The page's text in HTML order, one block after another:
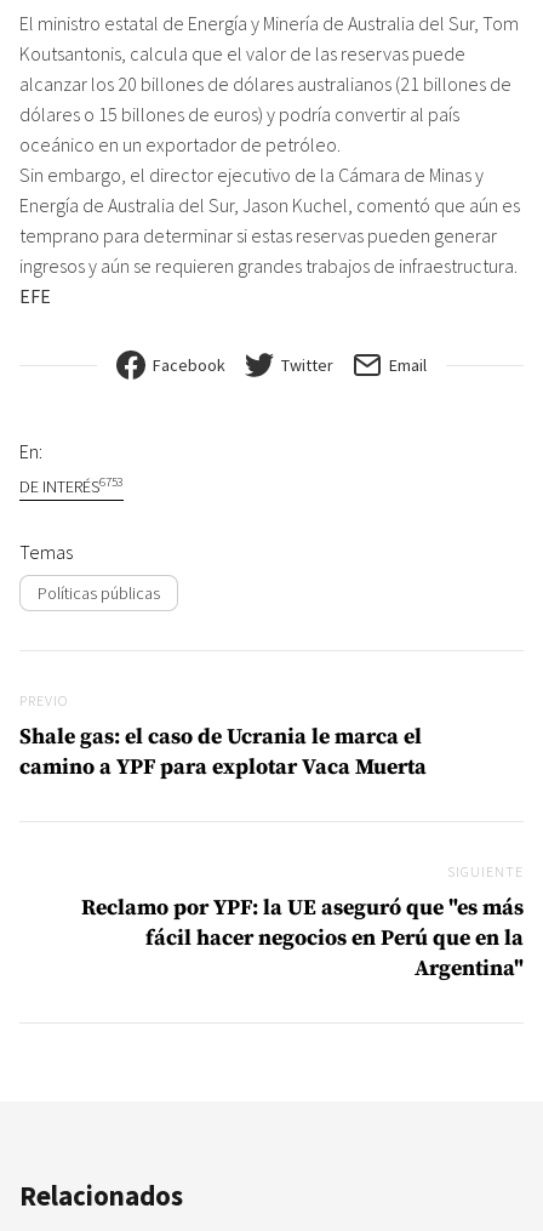
El ministro estatal de Energía y Minería de Australia del Sur, Tom
Koutsantonis, calcula que el valor de las reservas puede
alcanzar los 20 billones de dólares australianos (21 billones de
dólares o 15 billones de euros) y podría convertir al país
oceánico en un exportador de petróleo.
Sin embargo, el director ejecutivo de la Cámara de Minas y
Energía de Australia del Sur, Jason Kuchel, comentó que aún es
temprano para determinar si estas reservas pueden generar
ingresos y aún se requieren grandes trabajos de infraestructura.
EFE
Facebook Twitter Email
En:
DE INTERÉS6753
Temas
Políticas públicas
Previo
PREVIO
Shale gas: el caso de Ucrania le marca el
camino a YPF para explotar Vaca Muerta
SIGUIENTE
Reclamo por YPF: la UE aseguró que "es más
fácil hacer negocios en Perú que en la
Argentina"
Relacionados